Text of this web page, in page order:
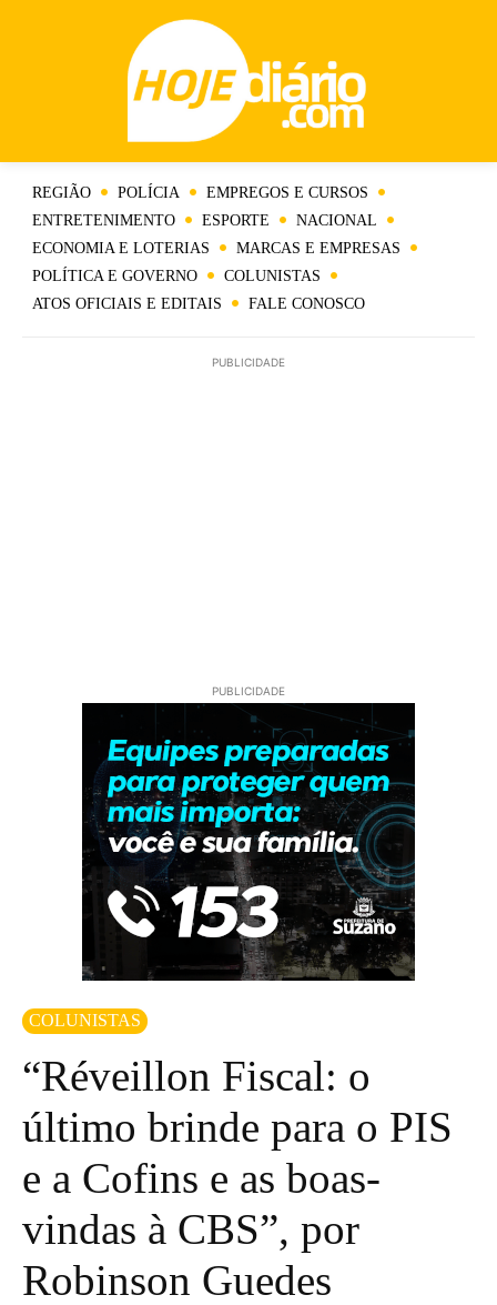
REGIÃO POLÍCIA
EMPREGOS E CURSOS
ENTRETENIMENTO
ESPORTE
NACIONAL
ECONOMIA E LOTERIAS
MARCAS E EMPRESAS
POLÍTICA E GOVERNO
COLUNISTAS
ATOS OFICIAIS E EDITAIS
FALE CONOSCO
PUBLICIDADE
PUBLICIDADE
COLUNISTAS
“Réveillon Fiscal: o
último brinde para o PIS
e a Cofins e as boas-
vindas à CBS”, por
Robinson Guedes